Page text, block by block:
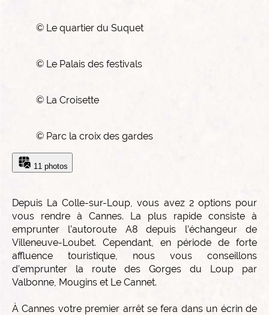
© Le quartier du Suquet
© Le Palais des festivals
© La Croisette
© Parc la croix des gardes
11 photos
Depuis La Colle-sur-Loup, vous avez 2 options pour
vous rendre à Cannes. La plus rapide consiste à
emprunter l’autoroute A8 depuis l’échangeur de
Villeneuve-Loubet. Cependant, en période de forte
affluence touristique, nous vous conseillons
d’emprunter la route des Gorges du Loup par
Valbonne, Mougins et Le Cannet.
À Cannes votre premier arrêt se fera dans un écrin de